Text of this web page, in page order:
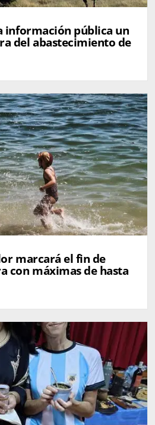
información pública un
del abastecimiento de
marcará el fin de
con máximas de hasta